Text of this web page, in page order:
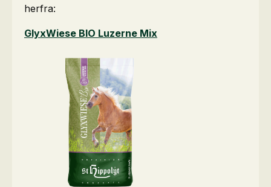
herfra:
GlyxWiese BIO Luzerne Mix